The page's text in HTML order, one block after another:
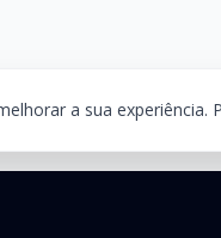
a sua experiência.